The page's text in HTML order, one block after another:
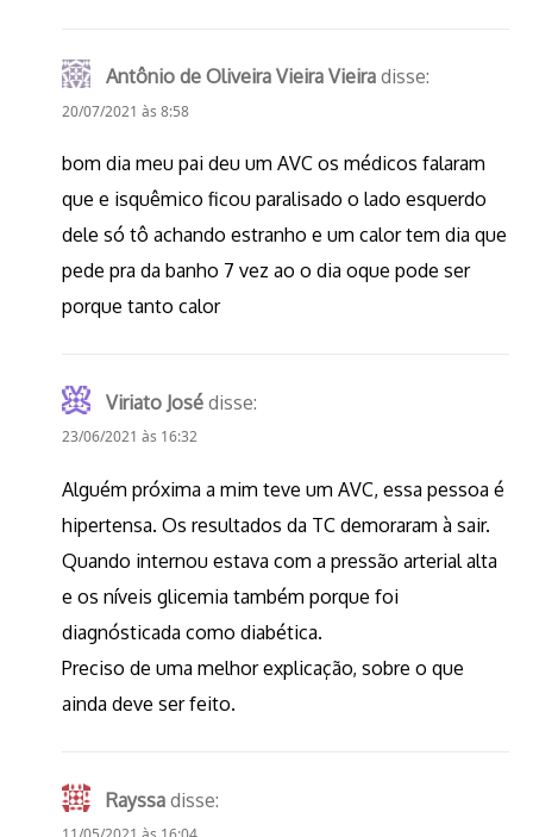
Antônio de Oliveira Vieira Vieira disse:
20/07/2021 às 8:58
bom dia meu pai deu um AVC os médicos falaram
que e isquêmico ficou paralisado o lado esquerdo
dele só tô achando estranho e um calor tem dia que
pede pra da banho 7 vez ao o dia oque pode ser
porque tanto calor
Viriato José disse:
23/06/2021 às 16:32
Alguém próxima a mim teve um AVC, essa pessoa é
hipertensa. Os resultados da TC demoraram à sair.
Quando internou estava com a pressão arterial alta
e os níveis glicemia também porque foi
diagnósticada como diabética.
Preciso de uma melhor explicação, sobre o que
ainda deve ser feito.
Rayssa disse: